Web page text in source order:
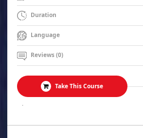
Duration
Language
Reviews (0)
Take This Course
.